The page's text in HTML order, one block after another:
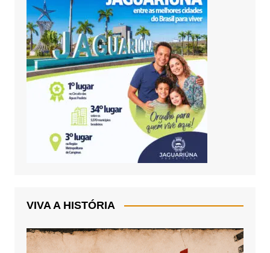
VIVA A HISTÓRIA